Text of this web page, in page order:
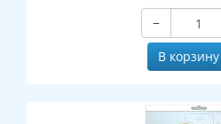
−
В корзину